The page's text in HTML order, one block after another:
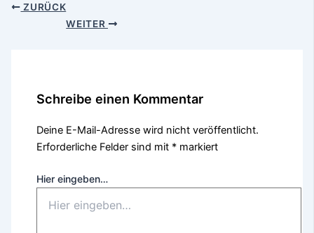
ZURÜCK
WEITER
Schreibe einen Kommentar
Deine E-Mail-Adresse wird nicht veröffentlicht.
Erforderliche Felder sind mit * markiert
Hier eingeben…